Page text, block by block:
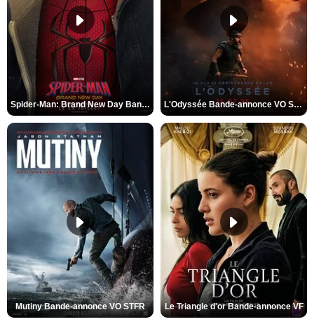
Spider-Man: Brand New Day Bande-annonce VO STFR L'Odyssée Bande-annonce VO STFR
Mutiny Bande-annonce VO STFR Le Triangle d'or Bande-annonce VF